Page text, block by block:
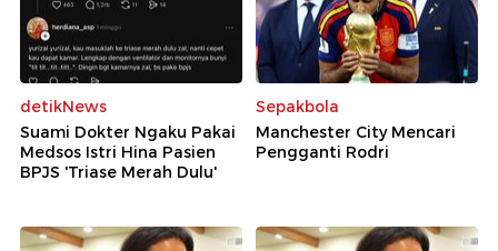
detikNews
Suami Dokter Ngaku Pakai
Medsos Istri Hina Pasien
BPJS 'Triase Merah Dulu'
Sepakbola
Manchester City Mencari
Pengganti Rodri